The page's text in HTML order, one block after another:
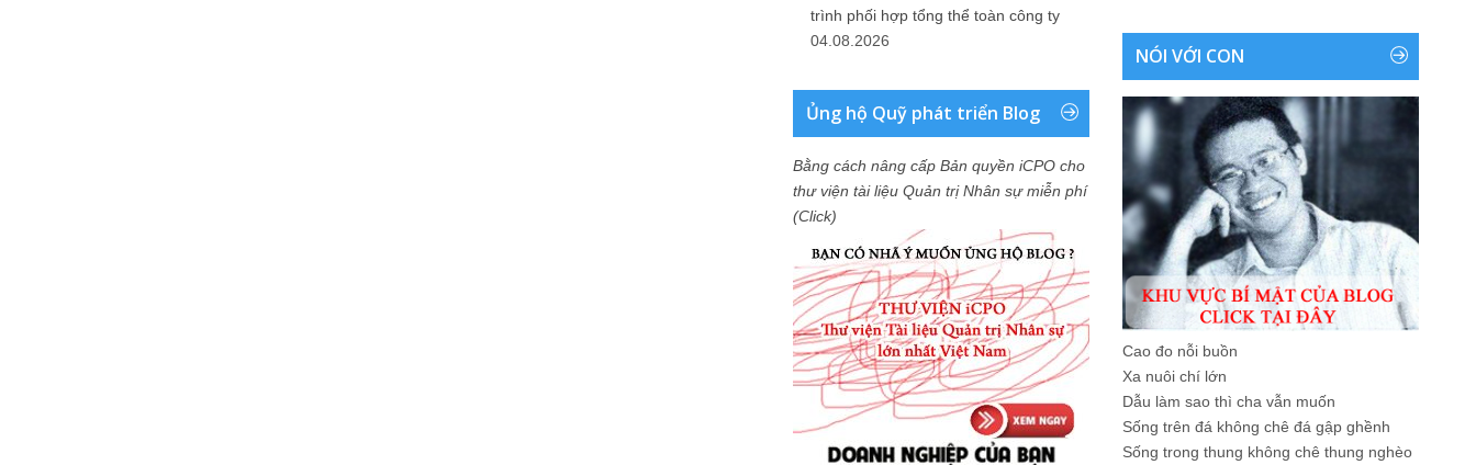
trình phối hợp tổng thể toàn công ty
04.08.2026
Ủng hộ Quỹ phát triển Blog
Bằng cách nâng cấp Bản quyền iCPO cho
thư viện tài liệu Quản trị Nhân sự miễn phí
(Click)
NÓI VỚI CON
Cao đo nỗi buồn
Xa nuôi chí lớn
Dẫu làm sao thì cha vẫn muốn
Sống trên đá không chê đá gập ghềnh
Sống trong thung không chê thung nghèo